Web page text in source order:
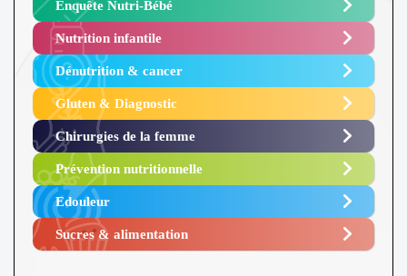
Enquête Nutri-Bébé ​
Nutrition infantile
Dénutrition & cancer
Gluten & Diagnostic
Chirurgies de la femme
Prévention nutritionnelle
Edouleur​
Sucres & alimentation​